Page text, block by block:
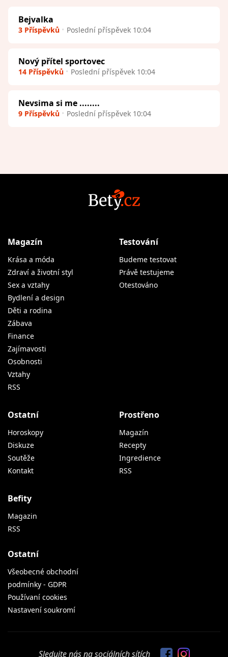
Bejvalka
3 Příspěvků Poslední příspěvek 10:04
Nový přítel sportovec
14 Příspěvků Poslední příspěvek 10:04
Nevsima si me ........
9 Příspěvků Poslední příspěvek 10:04
Magazín
Krása a móda
Zdraví a životní styl
Sex a vztahy
Bydlení a design
Děti a rodina
Zábava
Finance
Zajímavosti
Osobnosti
Vztahy
RSS
Testování
Budeme testovat
Právě testujeme
Otestováno
Ostatní
Horoskopy
Diskuze
Soutěže
Kontakt
Prostřeno
Magazín
Recepty
Ingredience
RSS
Befity
Magazin
RSS
Ostatní
Všeobecné obchodní
podmínky - GDPR
Používaní cookies
Nastavení soukromí
Sledujte nás na sociálních sítích